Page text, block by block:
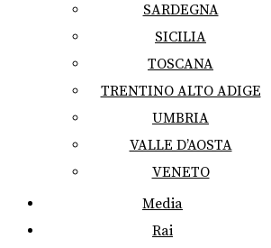
SARDEGNA
SICILIA
TOSCANA
TRENTINO ALTO ADIGE
UMBRIA
VALLE D’AOSTA
VENETO
Media
Rai